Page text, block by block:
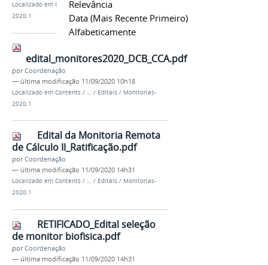
Relevância
Data (mais Recente Primeiro)
Alfabeticamente
Localizado em Contents /…/Editais
2020.1
edital_monitores2020_DCB_CCA.pdf
porCoordenação
— última modificação 11/09/2020 10h18
Localizado em Contents / / Editais / Monitorias-
2020.1
Edital da Monitoria Remota
de Cálculo II_Ratificação.pdf
porCoordenação
— última modificação 11/09/2020 14h31
Localizado em Contents / … / Editais / Monitorias-
2020.1
RETIFICADO_Edital seleção
de monitor biofisica.pdf
porCoordenação
— última modificação 11/09/2020 14h31